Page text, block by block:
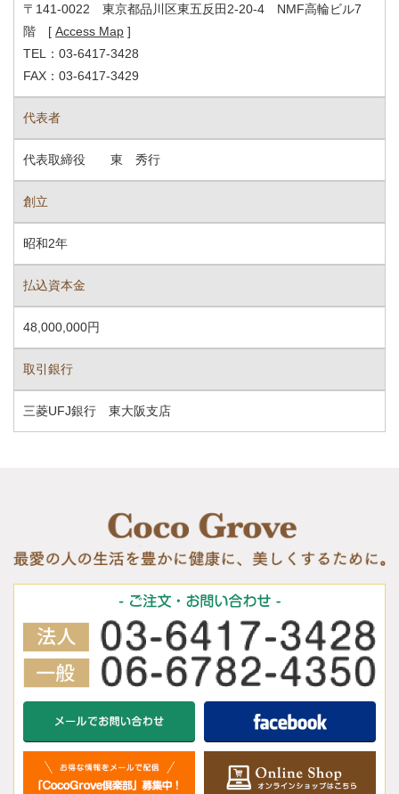
〒141-0022 東京都品川区東五反田2-20-4 NMF高輪ビル7
階 [ Access Map ]
TEL：03-6417-3428
FAX：03-6417-3429
代表者
代表取締役 東 秀行
創立
昭和2年
払込資本金
48,000,000円
取引銀行
三菱UFJ銀行 東大阪支店